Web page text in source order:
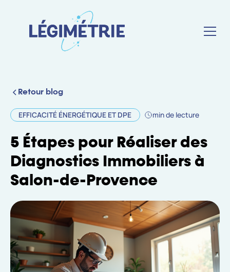
Retour blog
EFFICACITÉ ÉNERGÉTIQUE ET DPE min de lecture
5 Étapes pour Réaliser des
Diagnostics Immobiliers à
Salon-de-Provence